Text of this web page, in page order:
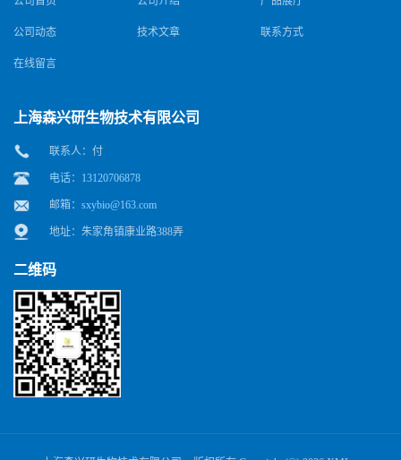
公司动态 技术文章 联系方式
在线留言
上海森兴研生物技术有限公司
联系人：付
电话：13120706878
邮箱： sxybio@163.com
地址：朱家角镇康业路388弄
二维码